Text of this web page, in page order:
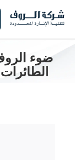
ضوء
الطائرات ARTX-MI (TYPE-A)